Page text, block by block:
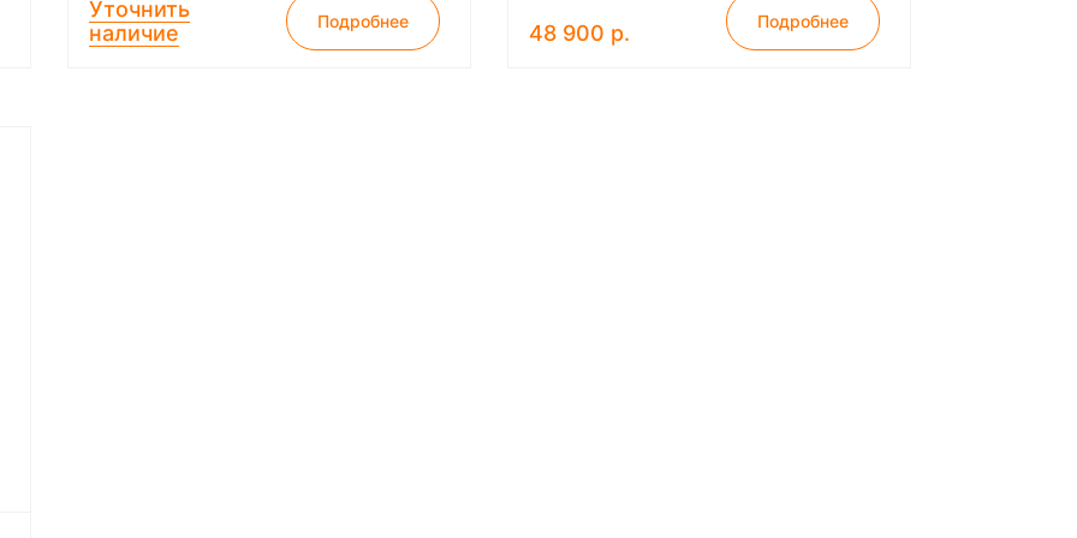
Уточнить
наличие
Подробнее 48 900 р. Подробнее